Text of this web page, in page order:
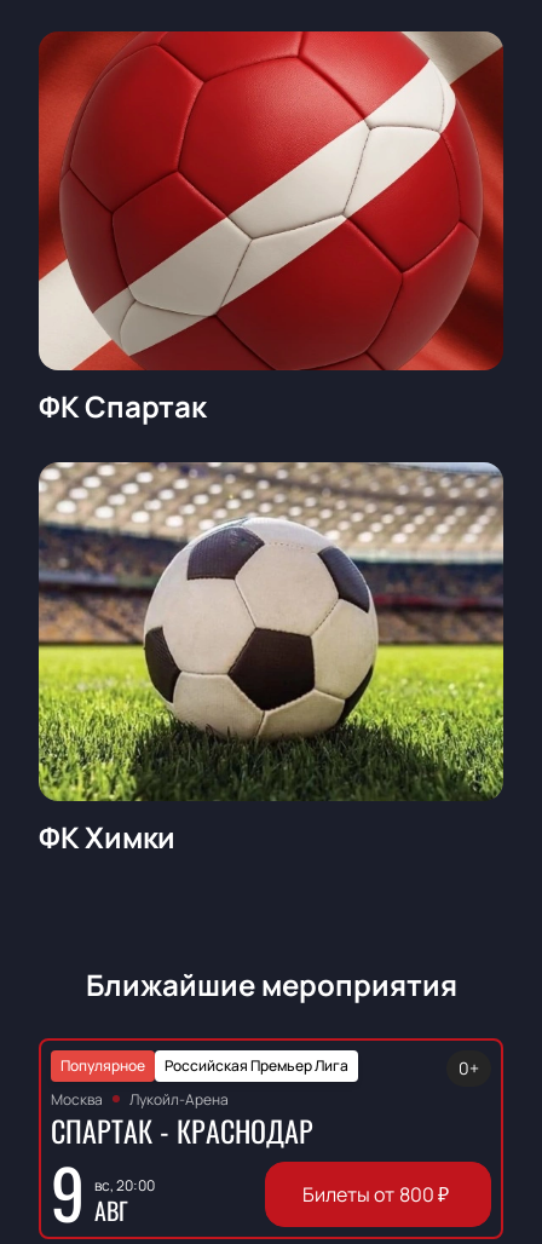
ФК Спартак
ФК Химки
Ближайшие мероприятия
Российская Премьер Лига
Популярное
Москва
Лукойл-Арена
СПАРТАК - КРАСНОДАР
9 вс, 20:00
АВГ
0+
Билеты от 800₽